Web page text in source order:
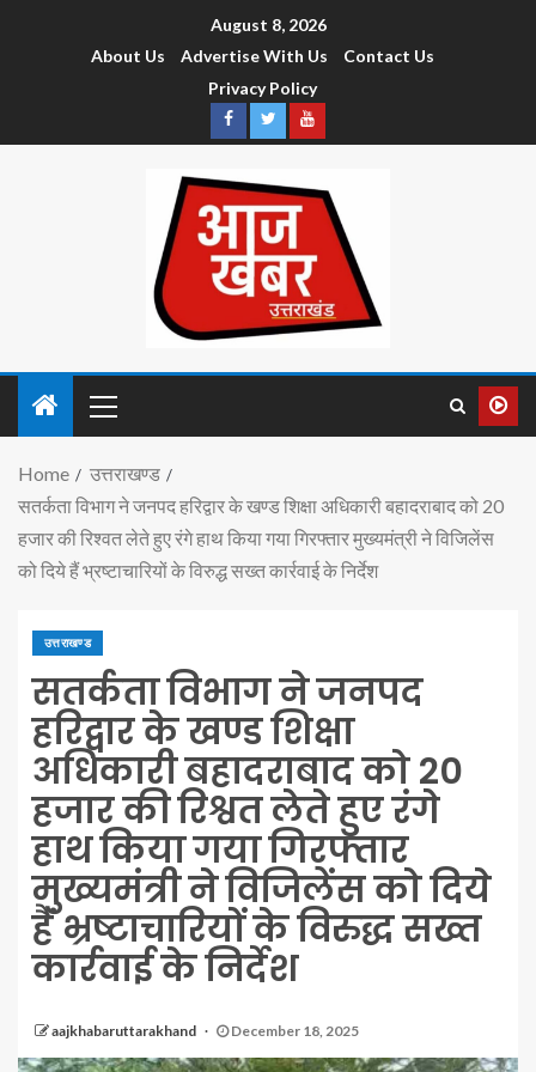
August 8, 2026
About Us
Advertise With Us
Contact Us
Privacy Policy
Home
उत्तराखण्ड
सतर्कता विभाग ने जनपद हरिद्वार के खण्ड शिक्षा अधिकारी बहादराबाद को 20
हजार की रिश्वत लेते हुए रंगे हाथ किया गया गिरफ्तार मुख्यमंत्री ने विजिलेंस
को दिये हैं भ्रष्टाचारियों के विरुद्ध सख्त कार्रवाई के निर्देश
उत्तराखण्ड
सतर्कता विभाग ने जनपद
हरिद्वार के खण्ड शिक्षा
अधिकारी बहादराबाद को 20
हजार की रिश्वत लेते हुए रंगे
हाथ किया गया गिरफ्तार
मुख्यमंत्री ने विजिलेंस को दिये
हैं भ्रष्टाचारियों के विरुद्ध सख्त
कार्रवाई के निर्देश
aajkhabaruttarakhand December 18, 2025